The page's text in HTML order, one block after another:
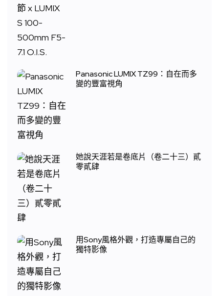
Panasonic LUMIX TZ99：自在而多
變的豐富視角
她說天涯若是卷底片（卷二十三）貳
零貳肆
用Sony風格外觀，打造專屬自己的
獨特影像